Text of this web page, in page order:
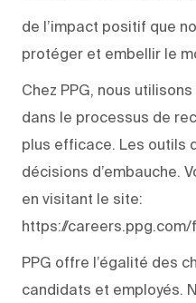
de l’impact positif que
protéger et embellir le
Chez PPG, nous
dans le processus de
plus efficace. Les outils
décisions d’embauche.
en visitant le site:
https://
PPG offre l’égalité des
candidats et employés.